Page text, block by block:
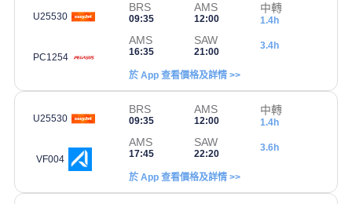
U25530
BRS
09:35
AMS
12:00
中轉
1.4h
PC1254
AMS
16:35
SAW
21:00
3.4h
於 App 查看價格及詳情 >>
U25530
BRS
09:35
AMS
12:00
中轉
1.4h
VF004
AMS
17:45
SAW
22:20
3.6h
於 App 查看價格及詳情 >>